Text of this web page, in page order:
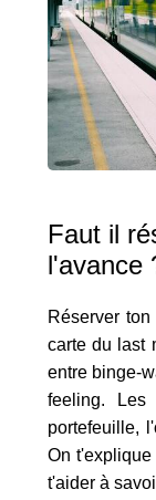
Faut il
l'avance
Réserver
carte du last
entre binge-
feeling.
portefeuille,
On
t'aider à